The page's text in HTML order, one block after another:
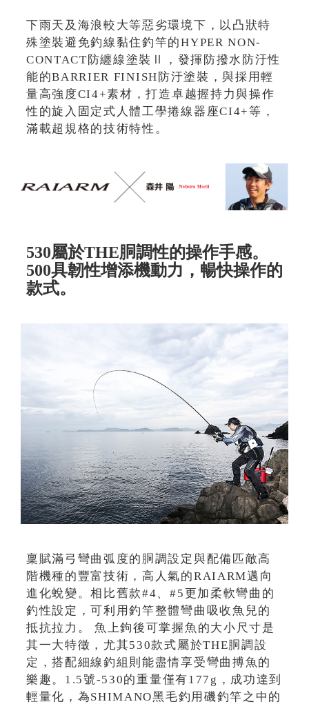
下雨天及海浪較大等惡劣環境下，以凸狀特
殊塗裝避免釣線黏住釣竿的HYPER NON-
CONTACT防纏線塗裝Ⅱ，發揮防撥水防汙性
能的BARRIER FINISH防汙塗裝，與採用輕
量高強度CI4+素材，打造卓越握持力與操作
性的旋入固定式人體工學捲線器座CI4+等，
滿載超規格的技術特性。
530屬於THE胴調性的操作手感。
500具韌性增添機動力，暢快操作的
款式。
稟賦滿弓彎曲弧度的胴調設定與配備匹敵高
階機種的豐富技術，高人氣的RAIARM邁向
進化蛻變。相比舊款#4、#5更加柔軟彎曲的
釣性設定，可利用釣竿整體彎曲吸收魚兒的
抵抗拉力。 魚上鉤後可掌握魚的大小尺寸是
其一大特徵，尤其530款式屬於THE胴調設
定，搭配細線釣組則能盡情享受彎曲搏魚的
樂趣。1.5號-530的重量僅有177g，成功達到
輕量化，為SHIMANO黑毛釣用磯釣竿之中的